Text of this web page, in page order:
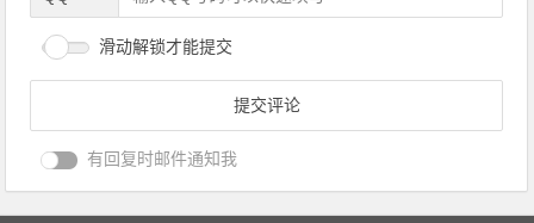
滑动解锁才能提交
有回复时邮件通知我